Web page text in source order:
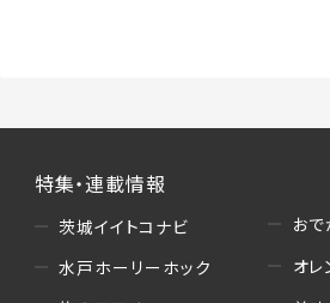
特集・連載情報
茨城イイトコナビ
水戸ホーリーホック
おで
オ